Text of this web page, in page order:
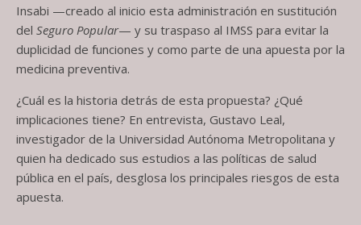
Insabi —creado al inicio esta administración en sustitución
del Seguro Popular— y su traspaso al IMSS para evitar la
duplicidad de funciones y como parte de una apuesta por la
medicina preventiva.
¿Cuál es la historia detrás de esta propuesta? ¿Qué
implicaciones tiene? En entrevista, Gustavo Leal,
investigador de la Universidad Autónoma Metropolitana y
quien ha dedicado sus estudios a las políticas de salud
pública en el país, desglosa los principales riesgos de esta
apuesta.